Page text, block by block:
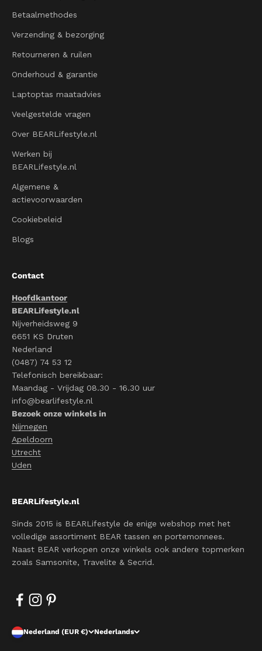
Betaalmethodes
Verzending & bezorging
Retourneren & ruilen
Onderhoud & garantie
Laptoptas maatadvies
Veelgestelde vragen
Over BEARLifestyle.nl
Werken bij
BEARLifestyle.nl
Algemene &
actievoorwaarden
Cookiebeleid
Blogs
Contact
Hoofdkantoor
BEARLifestyle.nl
Nijverheidsweg 9
6651 KS Druten
Nederland
(0487) 74 53 12
Telefonisch bereikbaar:
Maandag - Vrijdag 08.30 - 16.30 uur
info@bearlifestyle.nl
Bezoek onze winkels in
Nijmegen
Apeldoorn
Utrecht
Uden
BEARLifestyle.nl
Sinds 2015 is BEARLifestyle de enige webshop met het
volledige assortiment BEAR tassen en portemonnees.
Naast BEAR verkopen onze winkels ook andere topmerken
zoals Samsonite, Travelite & Secrid.
Nederland (EUR €) Nederlands